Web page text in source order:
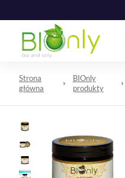
Strona
główna
BIOnly
produkty